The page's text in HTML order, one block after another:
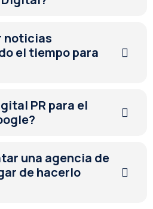
noticias
el tiempo para
PR para el
una agencia de
de hacerlo